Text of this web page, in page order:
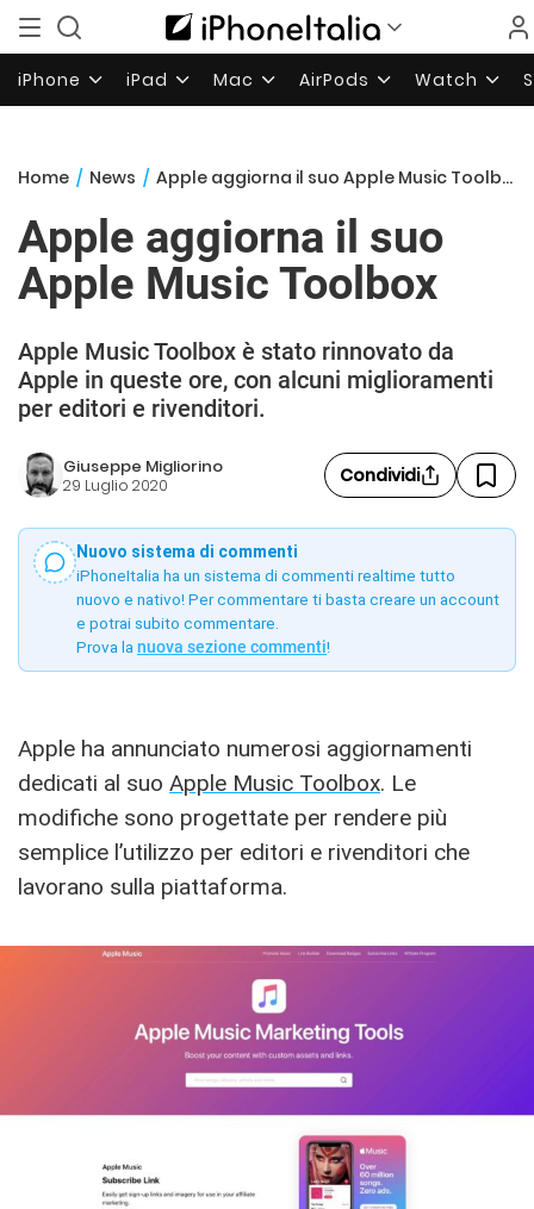
iPhone iPad Mac AirPods Watch
Home / News / Apple aggiorna il suo Apple Music Toolbox
Apple aggiorna il suo
Apple Music Toolbox
Apple Music Toolbox è stato rinnovato da
Apple in queste ore, con alcuni miglioramenti
per editori e rivenditori.
Giuseppe Migliorino
29 Luglio 2020 Condividi
Nuovo sistema di commenti
iPhoneItalia ha un sistema di commenti realtime tutto
nuovo e nativo! Per commentare ti basta creare un account
e potrai subito commentare.
Prova la nuova sezione commenti!
Apple ha annunciato numerosi aggiornamenti
dedicati al suo Apple Music Toolbox. Le
modifiche sono progettate per rendere più
semplice l’utilizzo per editori e rivenditori che
lavorano sulla piattaforma.